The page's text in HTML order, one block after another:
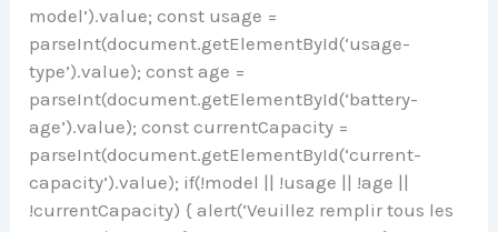
model’).value; const usage =
parseInt(document.getElementById(‘usage-
type’).value); const age =
parseInt(document.getElementById(‘battery-
age’).value); const currentCapacity =
parseInt(document.getElementById(‘current-
capacity’).value); if(!model || !usage || !age ||
!currentCapacity) { alert(‘Veuillez remplir tous les